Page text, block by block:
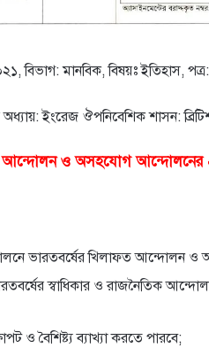
বিভাগ: মানবিক, বিষয়ঃ ইতিহাস,
ইংরেজ ঔপনিবেশিক শাসন:
আন্দোলন ও অসহযােগ আন্দোলনের
ভারতবর্ষের খিলাফত আন্দোলন
স্বাধিকার ও রাজনৈতিক
ও বৈশিষ্ট্য ব্যাখ্যা করতে পারবে;